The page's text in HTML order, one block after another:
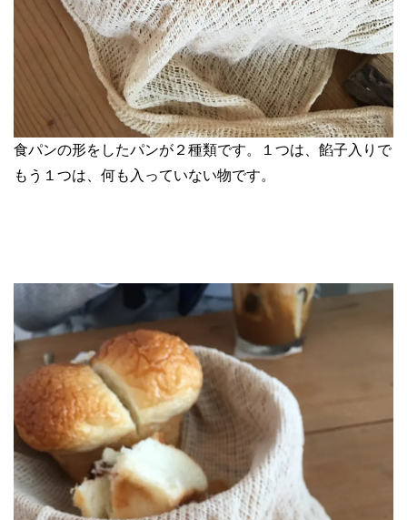
食パンの形をしたパンが２種類です。１つは、餡子入りで
もう１つは、何も入っていない物です。